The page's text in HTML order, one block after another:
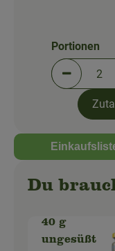
Portionen
Du
40 g
ungesüßt